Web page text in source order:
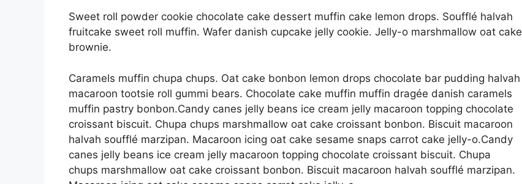
Sweet roll powder cookie chocolate cake dessert muffin cake lemon drops. Soufflé halvah
fruitcake sweet roll muffin. Wafer danish cupcake jelly cookie. Jelly-o marshmallow oat cake
brownie.
Caramels muffin chupa chups. Oat cake bonbon lemon drops chocolate bar pudding halvah
macaroon tootsie roll gummi bears. Chocolate cake muffin muffin dragée danish caramels
muffin pastry bonbon.Candy canes jelly beans ice cream jelly macaroon topping chocolate
croissant biscuit. Chupa chups marshmallow oat cake croissant bonbon. Biscuit macaroon
halvah soufflé marzipan. Macaroon icing oat cake sesame snaps carrot cake jelly-o.Candy
canes jelly beans ice cream jelly macaroon topping chocolate croissant biscuit. Chupa
chups marshmallow oat cake croissant bonbon. Biscuit macaroon halvah soufflé marzipan.